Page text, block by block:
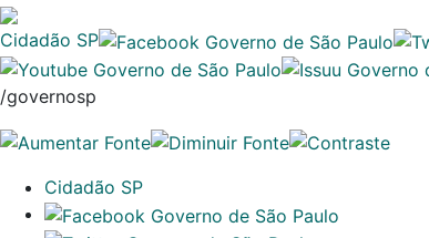
Cidadão SP
/governosp
Cidadão SP